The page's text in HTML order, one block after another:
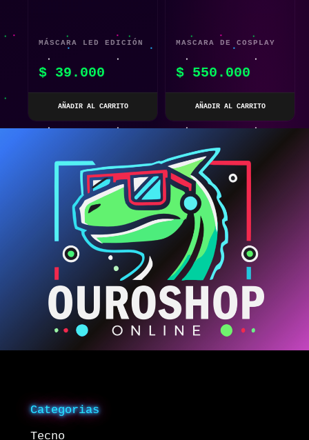
MÁSCARA LED EDICIÓN
SPIDER-MAN
$ 39.000
AÑADIR AL CARRITO
MASCARA DE COSPLAY
SAMURÁI PUNK
LUMINOSA LED – SHOW
$ 550.000
AÑADIR AL CARRITO
Categorias
Tecno